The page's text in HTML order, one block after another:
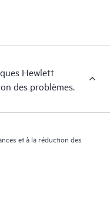
Hewlett
des problèmes.
et à la réduction des